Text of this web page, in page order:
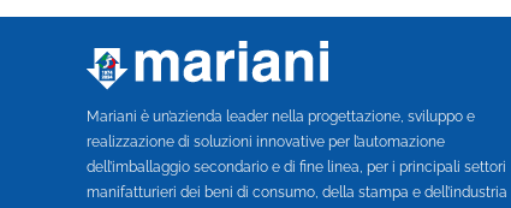
Mariani è un’azienda leader nella progettazione, sviluppo e
realizzazione di soluzioni innovative per l’automazione
dell’imballaggio secondario e di fine linea, per i principali settori
manifatturieri dei beni di consumo, della stampa e dell’industria